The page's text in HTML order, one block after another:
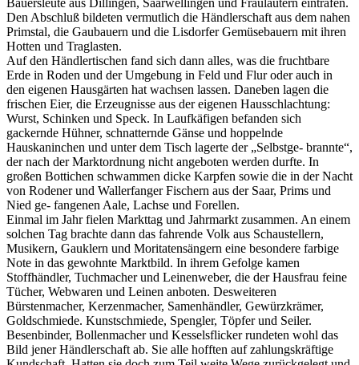
Bauersleute aus Dillingen, Saarwellingen und Fraulautern eintrafen.
Den Abschluß bildeten vermutlich die Händlerschaft aus dem nahen
Primstal, die Gaubauern und die Lisdorfer Gemüsebauern mit ihren
Hotten und Traglasten.
Auf den Händlertischen fand sich dann alles, was die fruchtbare
Erde in Roden und der Umgebung in Feld und Flur oder auch in
den eigenen Hausgärten hat wachsen lassen. Daneben lagen die
frischen Eier, die Erzeugnisse aus der eigenen Hausschlachtung:
Wurst, Schinken und Speck. In Laufkäfigen befanden sich
gackernde Hühner, schnatternde Gänse und hoppelnde
Hauskaninchen und unter dem Tisch lagerte der „Selbstge- brannte“,
der nach der Marktordnung nicht angeboten werden durfte. In
großen Bottichen schwammen dicke Karpfen sowie die in der Nacht
von Rodener und Wallerfanger Fischern aus der Saar, Prims und
Nied ge- fangenen Aale, Lachse und Forellen.
Einmal im Jahr fielen Markttag und Jahrmarkt zusammen. An einem
solchen Tag brachte dann das fahrende Volk aus Schaustellern,
Musikern, Gauklern und Moritatensängern eine besondere farbige
Note in das gewohnte Marktbild. In ihrem Gefolge kamen
Stoffhändler, Tuchmacher und Leinenweber, die der Hausfrau feine
Tücher, Webwaren und Leinen anboten. Desweiteren
Bürstenmacher, Kerzenmacher, Samenhändler, Gewürzkrämer,
Goldschmiede. Kunstschmiede, Spengler, Töpfer und Seiler.
Besenbinder, Bollenmacher und Kesselsflicker rundeten wohl das
Bild jener Händlerschaft ab. Sie alle hofften auf zahlungskräftige